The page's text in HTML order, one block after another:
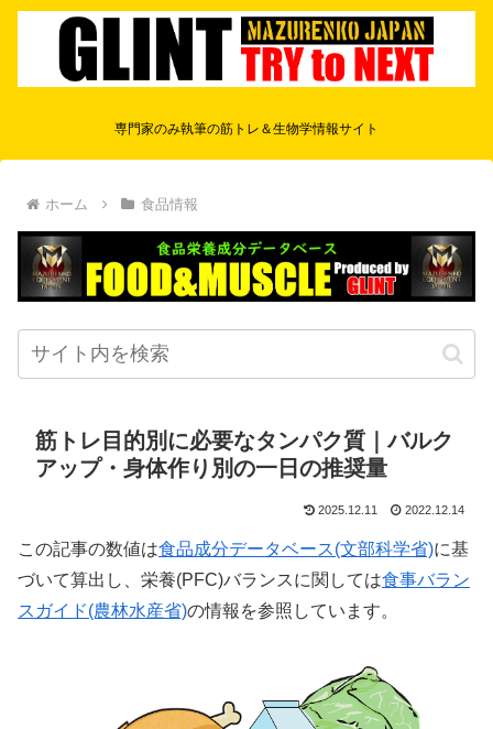
専門家のみ執筆の筋トレ＆生物学情報サイト
ホーム 食品情報
筋トレ目的別に必要なタンパク質｜バルク
アップ・身体作り別の一日の推奨量
2025.12.11 2022.12.14
この記事の数値は食品成分データベース(文部科学省)に基
づいて算出し、栄養(PFC)バランスに関しては食事バラン
スガイド(農林水産省)の情報を参照しています。